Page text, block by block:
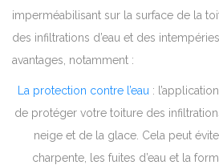
imperméabilisant sur la surface de la
des infiltrations d’eau et des
avantages, notamment :
La protection contre l’eau :
de protéger votre toiture des
neige et de la glace. Cela peut
charpente, les fuites d’eau et la